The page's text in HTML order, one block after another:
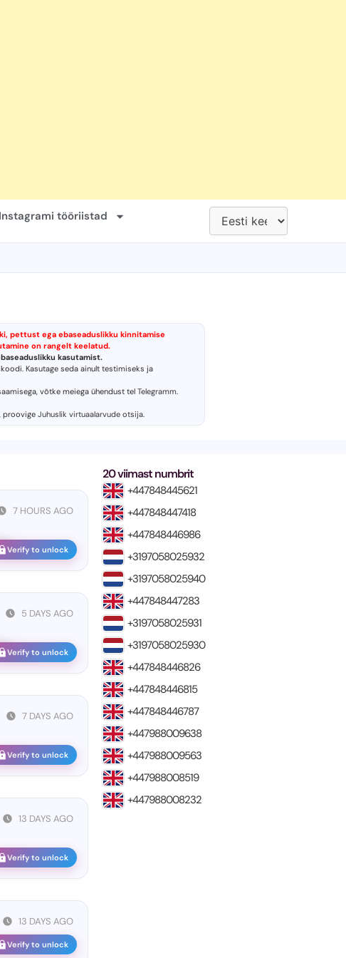
tööriistad
pettust ega ebaseaduslikku kinnitamise
on rangelt keelatud.
kasutamist.
Kasutage seda ainult testimiseks ja
võtke meiega ühendust tel Telegramm.
proovige Juhuslik virtuaalarvude otsija.
7 HOURS AGO
Verify to unlock
5 DAYS AGO
Verify to unlock
7 DAYS AGO
Verify to unlock
13 DAYS AGO
Verify to unlock
13 DAYS AGO
Verify to unlock
20 viimast numbrit
+447848445621
+447848447418
+447848446986
+3197058025932
+3197058025940
+447848447283
+3197058025931
+3197058025930
+447848446826
+447848446815
+447848446787
+447988009638
+447988009563
+447988008519
+447988008232